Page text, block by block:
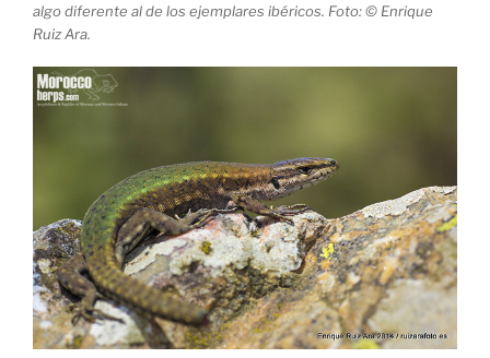
algo diferente al de los ejemplares ibéricos. Foto: © Enrique
Ruiz Ara.